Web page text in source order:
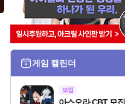
게임 캘린더
모집